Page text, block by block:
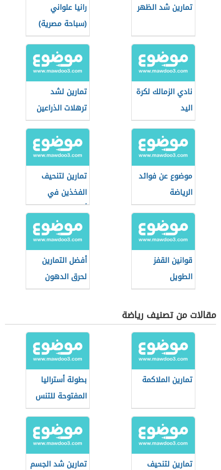
تمارين شد الظهر
رانيا علواني
(سباحة مصرية)
نادي الزمالك لكرة
اليد
تمارين لشد
ترهلات الذراعين
موضوع عن فوائد
الرياضة
تمارين لتنحيف
الفخذين في
أسبوع
قوانين القفز
الطويل
أفضل التمارين
لحرق الدهون
مقالات من تصنيف رياضة
تمارين الملاكمة
بطولة أستراليا
المفتوحة للتنس
تمارين لتنحيف
تمارين شد الجسم